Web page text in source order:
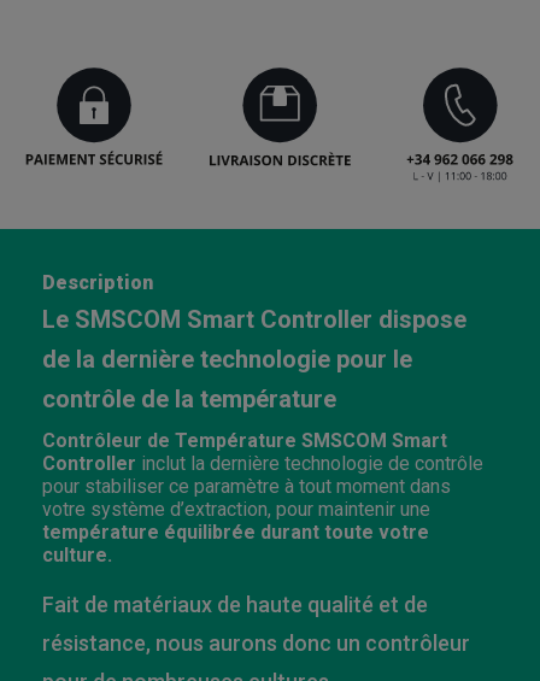
Description
Le SMSCOM Smart Controller dispose
de la dernière technologie pour le
contrôle de la température
Contrôleur de Température SMSCOM Smart
Controller inclut la dernière technologie de contrôle
pour stabiliser ce paramètre à tout moment dans
votre système d’extraction, pour maintenir une
température équilibrée durant toute votre
culture.
Fait de matériaux de haute qualité et de
résistance, nous aurons donc un contrôleur